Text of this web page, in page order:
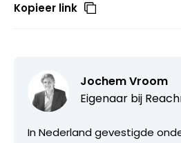
Kopieer link
Jochem Vroom
Eigenaar bij
In Nederland gevestigde